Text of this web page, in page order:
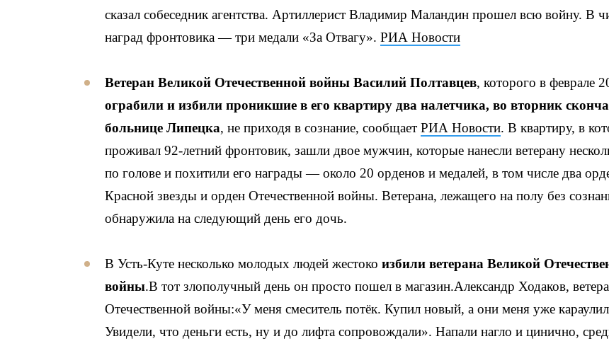
сказал собеседник агентства. Артиллерист Владимир Маландин прошел всю войну. В
наград фронтовика — три медали «За Отвагу». РИА Новости
Ветеран Великой Отечественной войны Василий Полтавцев, которого в феврале
ограбили и избили проникшие в его квартиру два налетчика, во вторник
больнице Липецка, не приходя в сознание, сообщает РИА Новости. В квартиру, в
проживал 92-летний фронтовик, зашли двое мужчин, которые нанесли ветерану
по голове и похитили его награды — около 20 орденов и медалей, в том числе два
Красной звезды и орден Отечественной войны. Ветерана, лежащего на полу без
обнаружила на следующий день его дочь.
В Усть-Куте несколько молодых людей жестоко избили ветерана Великой
войны.В тот злополучный день он просто пошел в магазин.Александр Ходаков,
Отечественной войны:«У меня смеситель потёк. Купил новый, а они меня уже
Увидели, что деньги есть, ну и до лифта сопровождали». Напали нагло и цинично,